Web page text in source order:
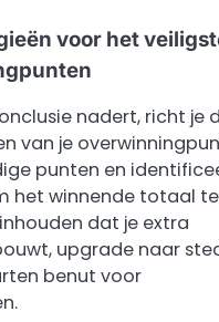
voor het
nadert, richt je
van je
punten en
het winnende totaal te
dat je extra
upgrade naar
benut voor